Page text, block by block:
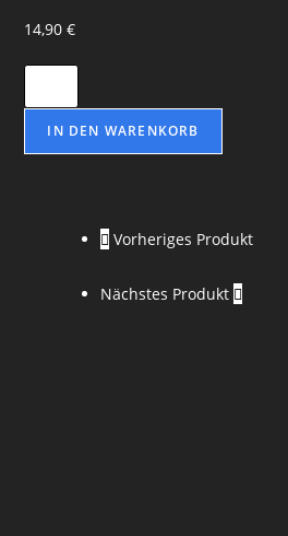
14,90€
Runen
Gottes
-
IN DEN WARENKORB
Vorheriges Produkt
Nächstes Produkt